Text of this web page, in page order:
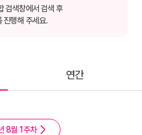
검색창에서 검색 후
진행해 주세요.
연간
8월 1주차